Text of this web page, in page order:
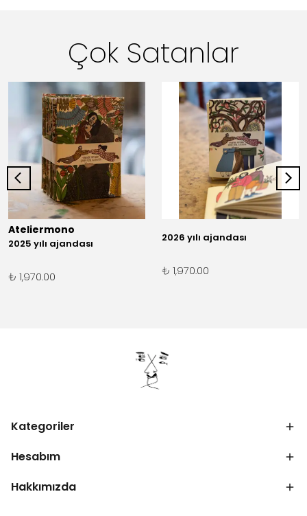
Çok Satanlar
Ateliermono
2025 yılı ajandası
₺ 1,970.00
2026 yılı ajandası
₺ 1,970.00
Kategoriler
Hesabım
Hakkımızda